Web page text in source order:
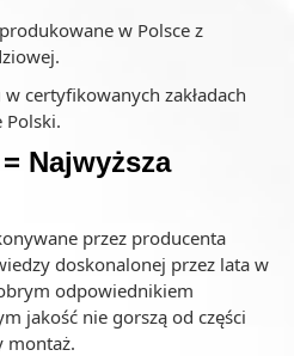
w Polsce z
certyfikowanych zakładach
Najwyższa
przez producenta
doskonalonej przez lata w
odpowiednikiem
jakość nie gorszą od części
montaż.